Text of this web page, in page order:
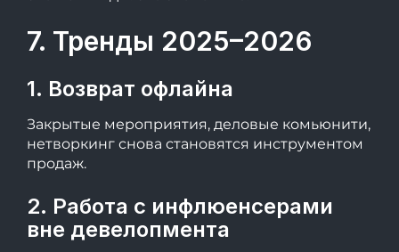
7. Тренды 2025–2026
1. Возврат офлайна
Закрытые мероприятия, деловые комьюнити,
нетворкинг снова становятся инструментом
продаж.
2. Работа с инфлюенсерами
вне девелопмента